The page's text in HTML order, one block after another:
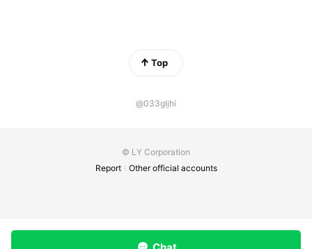
Top
@033gljhi
© LY Corporation
Report
Other official accounts